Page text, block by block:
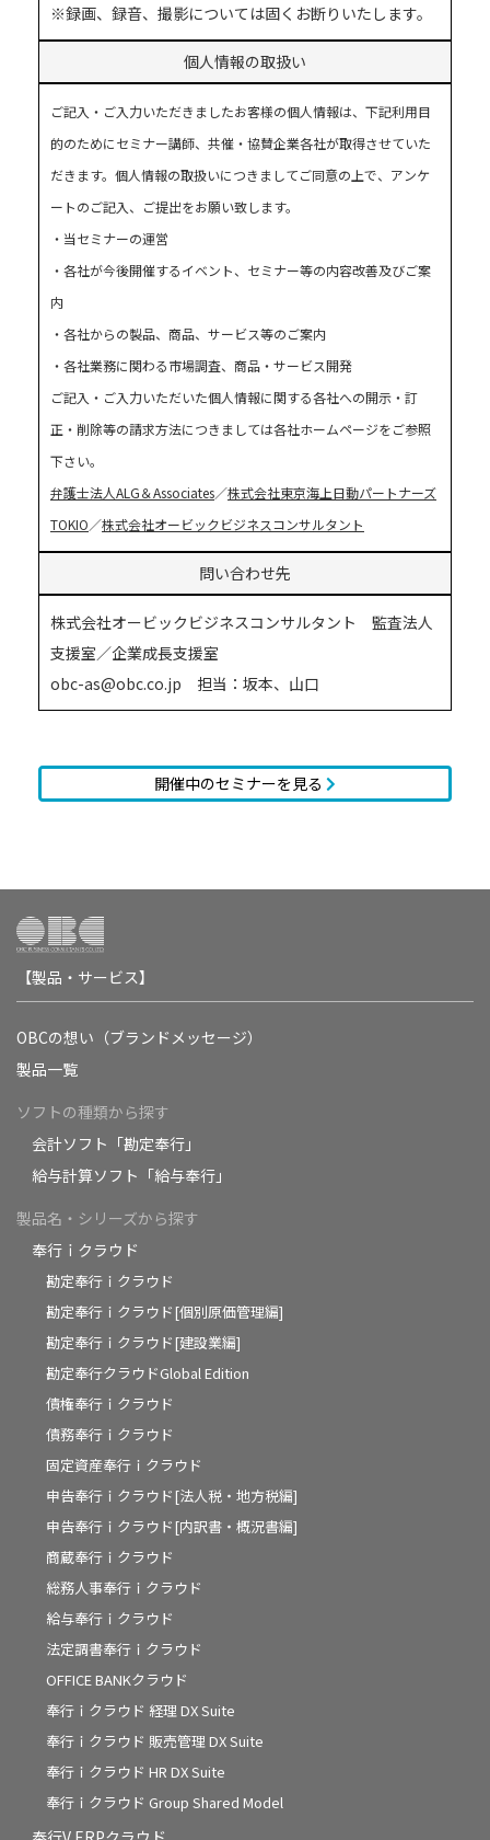
※録画、録音、撮影については固くお断りいたします。
個人情報の取扱い
ご記入・ご入力いただきましたお客様の個人情報は、下記利用目
的のためにセミナー講師、共催・協賛企業各社が取得させていた
だきます。個人情報の取扱いにつきましてご同意の上で、アンケ
ートのご記入、ご提出をお願い致します。
・当セミナーの運営
・各社が今後開催するイベント、セミナー等の内容改善及びご案
内
・各社からの製品、商品、サービス等のご案内
・各社業務に関わる市場調査、商品・サービス開発
ご記入・ご入力いただいた個人情報に関する各社への開示・訂
正・削除等の請求方法につきましては各社ホームページをご参照
下さい。
弁護士法人ALG＆Associates／株式会社東京海上日動パートナーズ
TOKIO／株式会社オービックビジネスコンサルタント
問い合わせ先
株式会社オービックビジネスコンサルタント 監査法人
支援室／企業成長支援室
obc-as@obc.co.jp 担当：坂本、山口
開催中のセミナーを見る
【製品・サービス】
OBCの想い（ブランドメッセージ）
製品一覧
ソフトの種類から探す
会計ソフト「勘定奉行」
給与計算ソフト「給与奉行」
製品名・シリーズから探す
奉行ｉクラウド
勘定奉行ｉクラウド
勘定奉行ｉクラウド[個別原価管理編]
勘定奉行ｉクラウド[建設業編]
勘定奉行クラウドGlobal Edition
債権奉行ｉクラウド
債務奉行ｉクラウド
固定資産奉行ｉクラウド
申告奉行ｉクラウド[法人税・地方税編]
申告奉行ｉクラウド[内訳書・概況書編]
商蔵奉行ｉクラウド
総務人事奉行ｉクラウド
給与奉行ｉクラウド
法定調書奉行ｉクラウド
OFFICE BANKクラウド
奉行ｉクラウド 経理 DX Suite
奉行ｉクラウド 販売管理 DX Suite
奉行ｉクラウド HR DX Suite
奉行ｉクラウド Group Shared Model